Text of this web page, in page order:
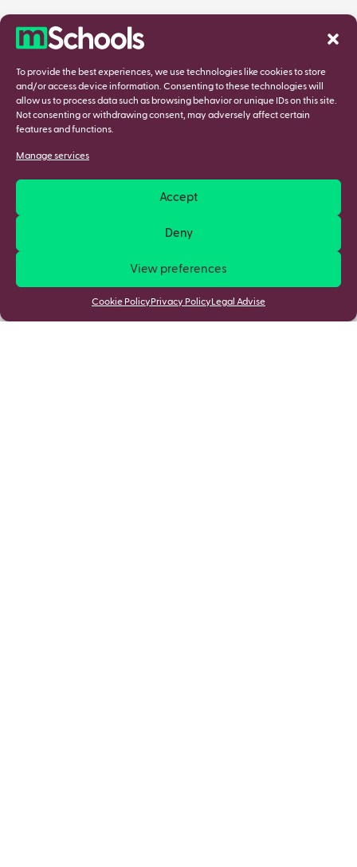
To provide the best experiences, we use technologies like cookies to store
and/or access device information. Consenting to these technologies will
allow us to process data such as browsing behavior or unique IDs on this site.
Not consenting or withdrawing consent, may adversely affect certain
features and functions.
Manage services
Accept
Deny
View preferences
Cookie Policy Privacy Policy Legal Advise